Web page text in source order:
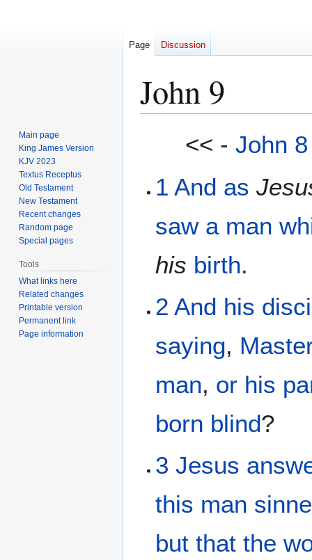
John 9
<< - John 8
1 And as
saw a man
his birth.
2 And his
saying,
man, or his
born blind?
3 Jesus
this man
but that the
Page Discussion
Main page
King James Version
KJV 2023
Textus Receptus
Old Testament
New Testament
Recent changes
Random page
Special pages
Tools
What links here
Related changes
Printable version
Permanent link
Page information